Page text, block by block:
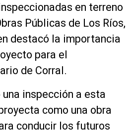
en terreno
Públicas de Los Ríos,
destacó la importancia
para el
de Corral.
inspección a esta
como una obra
conducir los futuros